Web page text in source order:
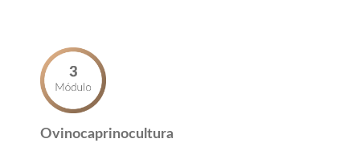
Ovinocaprinocultura